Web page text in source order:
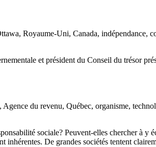
Royaume-Uni, Canada, indépendance,
et président du Conseil du trésor
du revenu, Québec, organisme,
sociale? Peuvent-elles chercher à y
De grandes sociétés tentent